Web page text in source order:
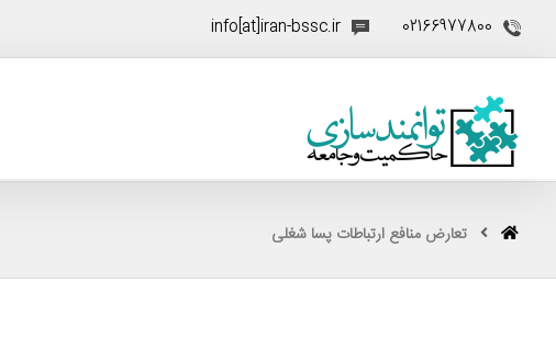
02166977800
info[at]iran-bssc.ir
تعارض منافع ارتباطات پسا شغلی